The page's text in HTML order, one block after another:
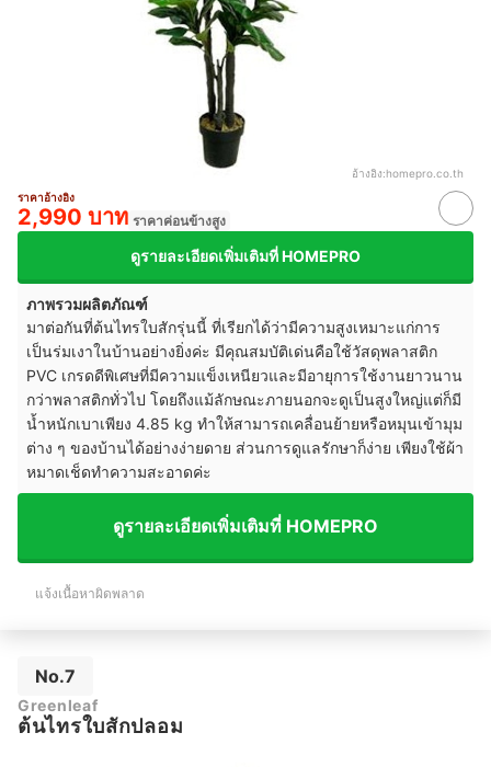
อ้างอิง:homepro.co.th
ราคาอ้างอิง
2,990 บาท ราคาค่อนข้างสูง
ดูรายละเอียดเพิ่มเติมที่ HOMEPRO
ภาพรวมผลิตภัณฑ์
มาต่อกันที่ต้นไทรใบสักรุ่นนี้ ที่เรียกได้ว่ามีความสูงเหมาะแก่การ
เป็นร่มเงาในบ้านอย่างยิ่งค่ะ มีคุณสมบัติเด่นคือใช้วัสดุพลาสติก
PVC เกรดดีพิเศษที่มีความแข็งเหนียวและมีอายุการใช้งานยาวนาน
กว่าพลาสติกทั่วไป โดยถึงแม้ลักษณะภายนอกจะดูเป็นสูงใหญ่แต่ก็มี
น้ำหนักเบาเพียง 4.85 kg ทำให้สามารถเคลื่อนย้ายหรือหมุนเข้ามุม
ต่าง ๆ ของบ้านได้อย่างง่ายดาย ส่วนการดูแลรักษาก็ง่าย เพียงใช้ผ้า
หมาดเช็ดทำความสะอาดค่ะ
ดูรายละเอียดเพิ่มเติมที่ HOMEPRO
แจ้งเนื้อหาผิดพลาด
No.7
Greenleaf
ต้นไทรใบสักปลอม